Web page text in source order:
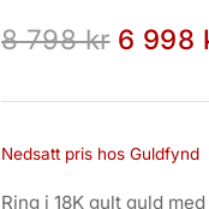
8 798 kr 6 998
Nedsatt pris hos Guldfynd
Ring i 18K gult guld